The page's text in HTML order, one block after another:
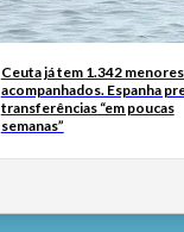
Ceuta já tem 1.342
acompanhados. Espanha
transferências “em poucas
semanas”